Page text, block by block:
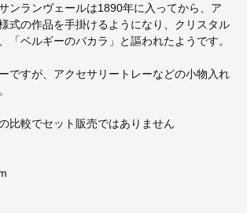
ンランヴェールは1890年に入ってから、ア
式の作品を手掛けるようになり、クリスタル
「ベルギーのバカラ」と謳われたようです。
ですが、アクセサリートレーなどの小物入れ
比較でセット販売ではありません